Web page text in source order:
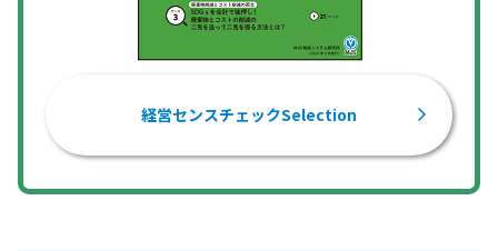
経営センスチェックSelection